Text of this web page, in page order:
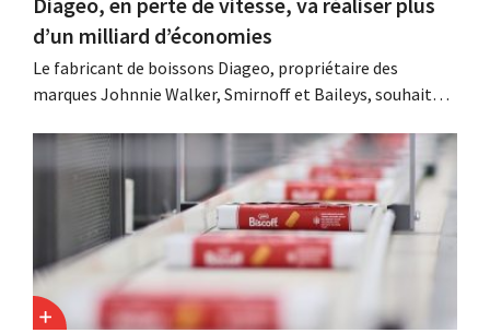
d’un milliard d’économies
Le fabricant de boissons Diageo, propriétaire des
marques Johnnie Walker, Smirnoff et Baileys, souhaite,
considérablement ses coûts tout en investissant dans la
croissance, notamment pour Guinness et les cocktails
prêts à boire.